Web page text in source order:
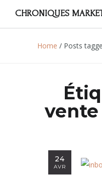
CHRONIQUES
Home / Posts
24
AVR